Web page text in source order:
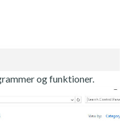
og funktioner.